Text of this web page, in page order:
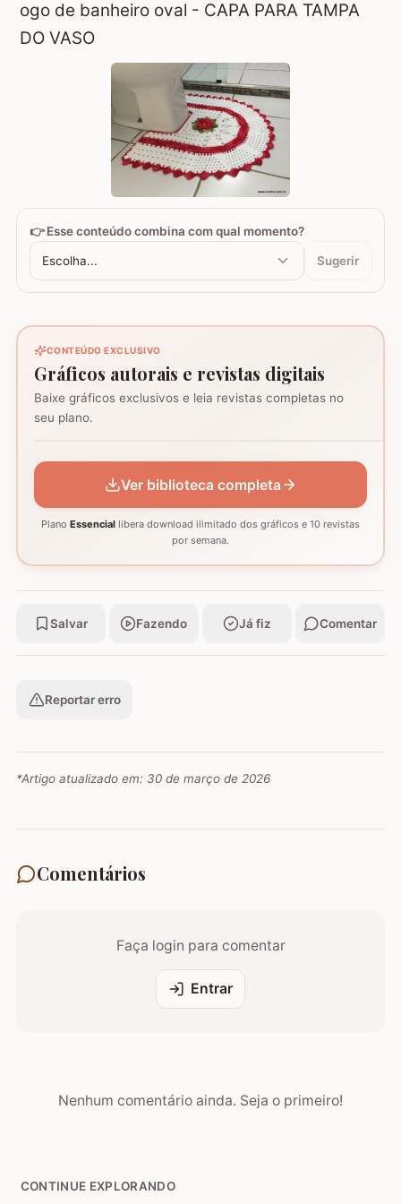
ogo de banheiro oval - CAPA PARA TAMPA
DO VASO
👉 Esse conteúdo combina com qual momento?
Escolha... Sugerir
CONTEÚDO EXCLUSIVO
Gráficos autorais e revistas digitais
Baixe gráficos exclusivos e leia revistas completas no
seu plano.
Coração - Tapete
montagem
Ver biblioteca completa
Plano Essencial libera download ilimitado dos gráficos e 10 revistas
por semana.
Salvar Fazendo Já fiz Comentar
Reportar erro
*Artigo atualizado em: 30 de março de 2026
Comentários
Faça login para comentar
Entrar
Nenhum comentário ainda. Seja o primeiro!
CONTINUE EXPLORANDO